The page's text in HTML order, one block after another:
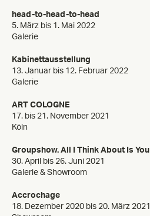
head-to-head-to-head
5. März bis 1. Mai 2022
Galerie
Kabinettausstellung
13. Januar bis 12. Februar 2022
Galerie
ART COLOGNE
17. bis 21. November 2021
Köln
Groupshow. All I Think About Is You
30. April bis 26. Juni 2021
Galerie & Showroom
Accrochage
18. Dezember 2020 bis 20. März 2021